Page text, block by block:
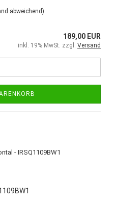
abweichend)
189,00 EUR
inkl. 19% MwSt. zzgl. Versand